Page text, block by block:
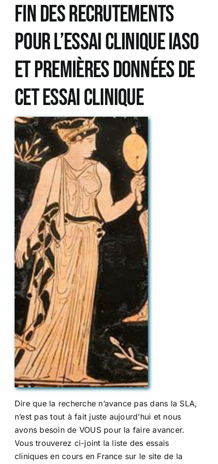
Fin des recrutements
pour l’essai clinique iaso
et premières données de
cet essai clinique
Dire que la recherche n’avance pas dans la SLA,
n’est pas tout à fait juste aujourd’hui et nous
avons besoin de VOUS pour la faire avancer.
Vous trouverez ci-joint la liste des essais
cliniques en cours en France sur le site de la